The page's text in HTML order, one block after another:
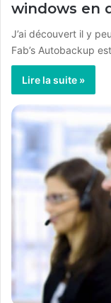
windows en
J’ai découvert il y
Fab’s Autobackup
Lire la suite »